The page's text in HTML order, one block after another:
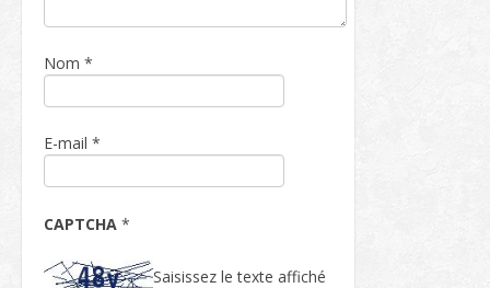
Nom *
E-mail *
CAPTCHA *
Saisissez le texte affiché